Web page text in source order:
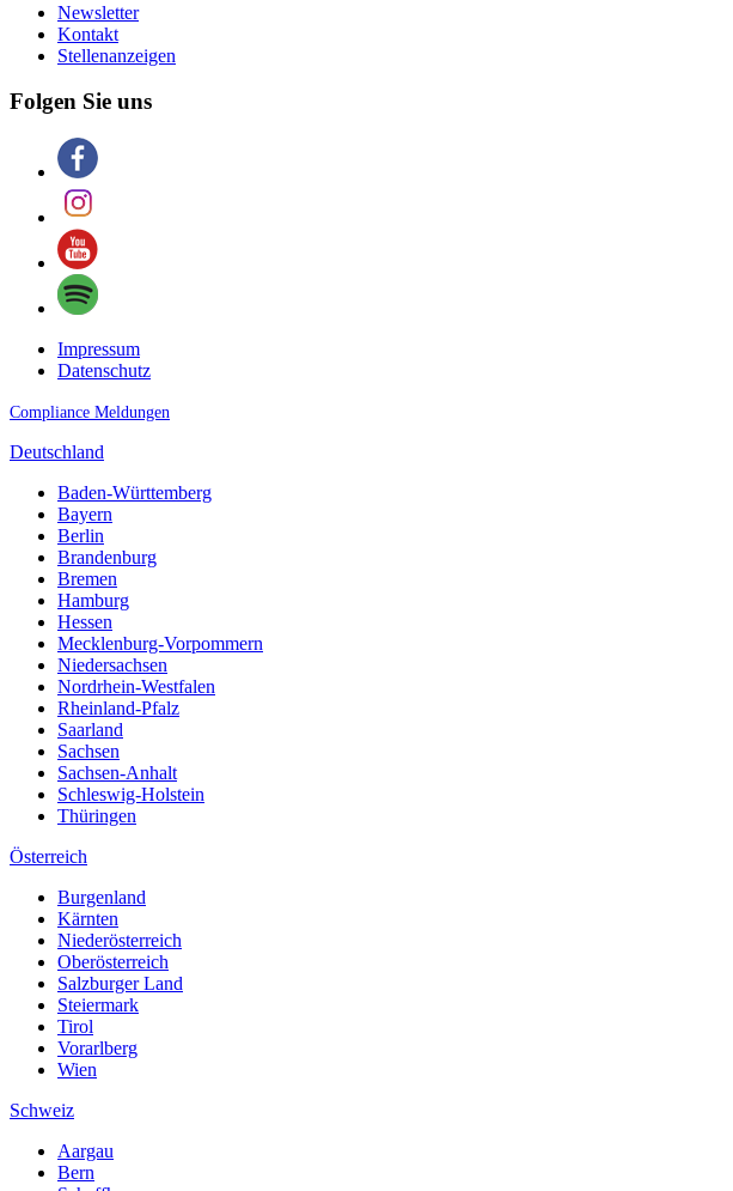
Newsletter
Kontakt
Stellenanzeigen
Folgen Sie uns
Impressum
Datenschutz
Compliance Meldungen
Deutschland
Baden-Württemberg
Bayern
Berlin
Brandenburg
Bremen
Hamburg
Hessen
Mecklenburg-Vorpommern
Niedersachsen
Nordrhein-Westfalen
Rheinland-Pfalz
Saarland
Sachsen
Sachsen-Anhalt
Schleswig-Holstein
Thüringen
Österreich
Burgenland
Kärnten
Niederösterreich
Oberösterreich
Salzburger Land
Steiermark
Tirol
Vorarlberg
Wien
Schweiz
Aargau
Bern